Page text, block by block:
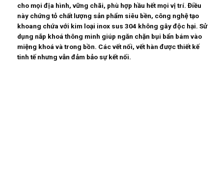
cho mọi địa hình, vững chãi, phù hợp hầu hết mọi vị trí. Điều
này chứng tỏ chất lượng sản phẩm siêu bền, công nghệ tạo
khoang chứa với kim loại inox sus 304 không gây độc hại. Sử
dụng nắp khoá thông minh giúp ngăn chặn bụi bẩn bám vào
miệng khoá và trong bồn. Các vết nối, vết hàn được thiết kế
tinh tế nhưng vẫn đảm bảo sự kết nối.